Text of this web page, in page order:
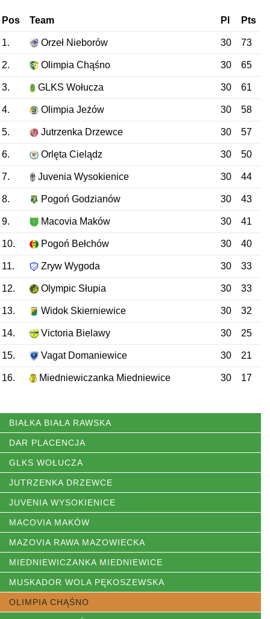
Pos Team Pl Pts
1. Orzeł Nieborów 30 73
2. Olimpia Chąśno 30 65
3. GLKS Wołucza 30 61
4. Olimpia Jeżów 30 58
5. Jutrzenka Drzewce 30 57
6. Orlęta Cielądz 30 50
7. Juvenia Wysokienice 30 44
8. Pogoń Godzianów 30 43
9. Macovia Maków 30 41
10. Pogoń Bełchów 30 40
11. Zryw Wygoda 30 33
12. Olympic Słupia 30 33
13. Widok Skierniewice 30 32
14. Victoria Bielawy 30 25
15. Vagat Domaniewice 30 21
16. Miedniewiczanka Miedniewice 30 17
BIAŁKA BIAŁA RAWSKA
DAR PLACENCJA
GLKS WOŁUCZA
JUTRZENKA DRZEWCE
JUVENIA WYSOKIENICE
MACOVIA MAKÓW
MAZOVIA RAWA MAZOWIECKA
MIEDNIEWICZANKA MIEDNIEWICE
MUSKADOR WOLA PĘKOSZEWSKA
OLIMPIA CHĄŚNO